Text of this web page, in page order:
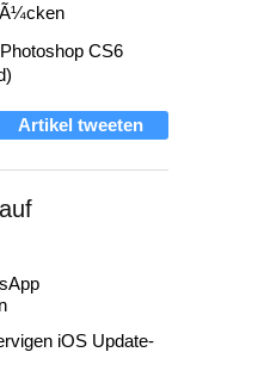
CS6
Artikel tweeten
iOS Update-